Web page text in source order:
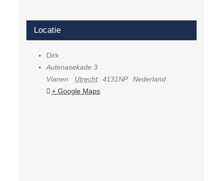
Locatie
Dirk
Autenasekade 3
Vianen
Utrecht 4131NP
Nederland
+ Google Maps